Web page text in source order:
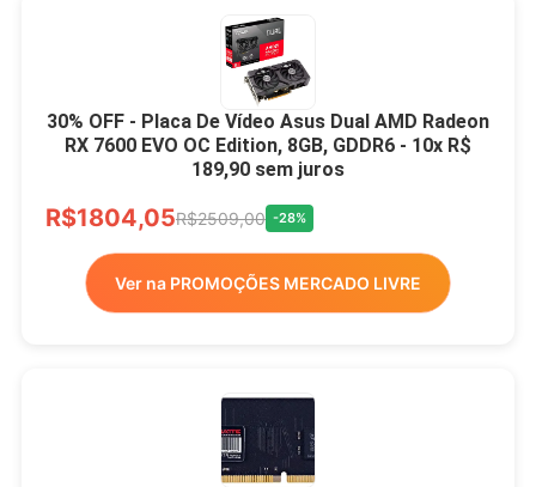
30% OFF - Placa De Vídeo Asus Dual AMD Radeon
RX 7600 EVO OC Edition, 8GB, GDDR6 - 10x R$
189,90 sem juros
R$1804,05R$2509,00 -28%
Ver na PROMOÇÕES MERCADO LIVRE